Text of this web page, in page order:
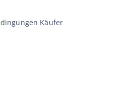
Käufer